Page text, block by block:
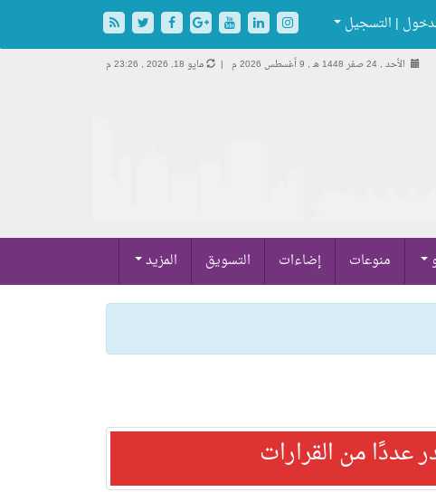
| التسجيل
الأحد , 24 صفر 1448 هـ , 9 أغسطس 2026 م | مايو 18, 2026 , 23:26 م
منوعات إضاءات التسويق المزيد
من القرارات